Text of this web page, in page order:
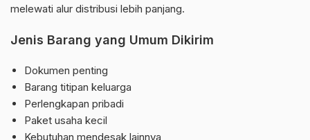
melewati alur distribusi lebih panjang.
Jenis Barang yang Umum Dikirim
Dokumen penting
Barang titipan keluarga
Perlengkapan pribadi
Paket usaha kecil
Kebutuhan mendesak lainnya